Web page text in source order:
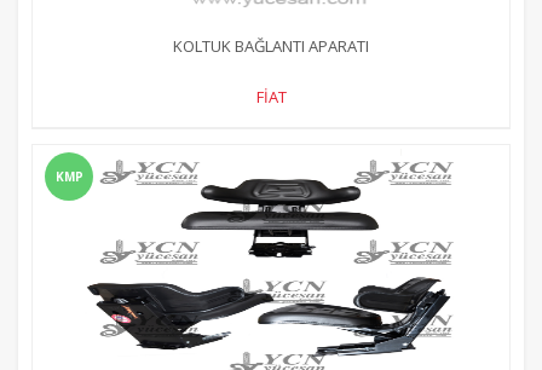
KOLTUK BAĞLANTI APARATI
FİAT
KMP